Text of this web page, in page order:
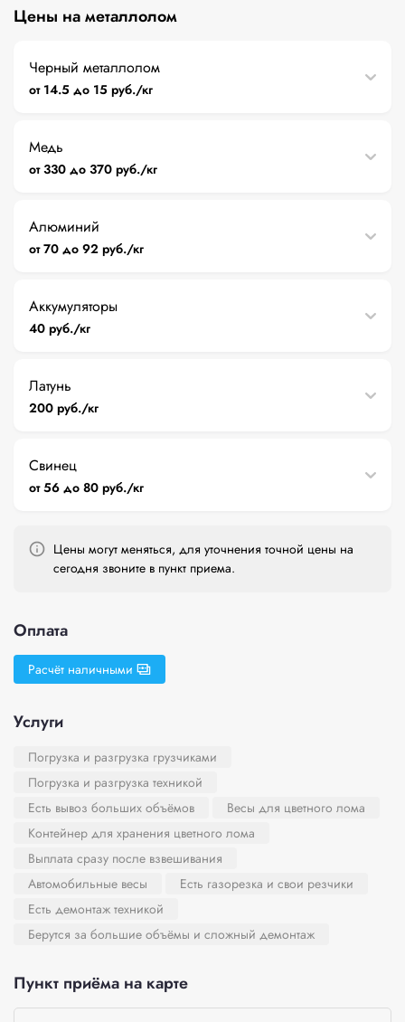
Цены на металлолом
Черный металлолом
от 14.5 до 15 руб./кг
Медь
от 330 до 370 руб./кг
Алюминий
от 70 до 92 руб./кг
Аккумуляторы
40 руб./кг
Латунь
200 руб./кг
Свинец
от 56 до 80 руб./кг
Цены могут меняться, для уточнения точной цены на
сегодня звоните в пункт приема.
Оплата
Расчёт наличными
Услуги
Погрузка и разгрузка грузчиками
Погрузка и разгрузка техникой
Есть вывоз больших объёмов
Весы для цветного лома
Контейнер для хранения цветного лома
Выплата сразу после взвешивания
Автомобильные весы
Есть газорезка и свои резчики
Есть демонтаж техникой
Берутся за большие объёмы и сложный демонтаж
Пункт приёма на карте